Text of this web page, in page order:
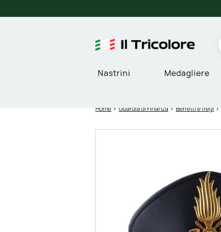
Nastrini Medagliere
Home Guardia di Finanza Berretti e fregi